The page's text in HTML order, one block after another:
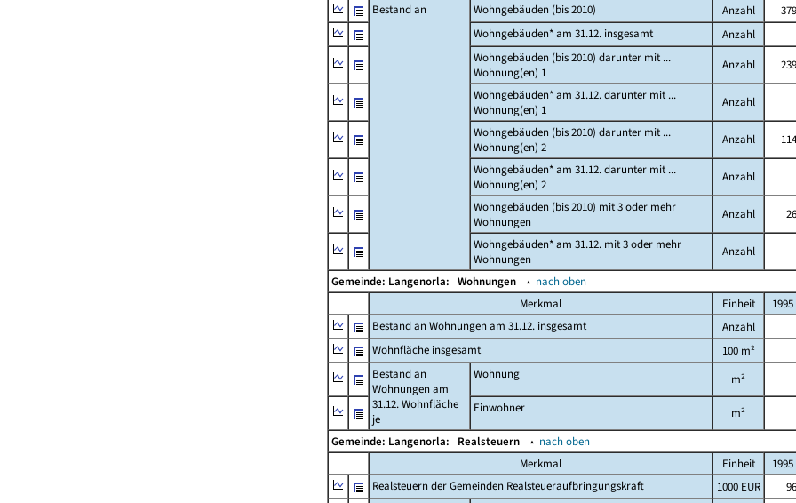
Bestand an
Wohngebäuden (bis 2010) Anzahl 379
Wohngebäuden* am 31.12. insgesamt
Anzahl
Wohngebäuden (bis 2010) darunter mit ...
Wohnung(en) 1
Anzahl 239
Wohngebäuden* am 31.12. darunter mit ...
Wohnung(en) 1
Anzahl
Wohngebäuden (bis 2010) darunter mit ...
Wohnung(en) 2
Anzahl 114
Wohngebäuden* am 31.12. darunter mit ...
Wohnung(en) 2
Anzahl
Wohngebäuden (bis 2010) mit 3 oder mehr
Wohnungen
Anzahl 26
Wohngebäuden* am 31.12. mit 3 oder mehr
Wohnungen
Anzahl
Gemeinde: Langenorla: Wohnungen ▴ nach oben
Merkmal
Einheit 1995
Bestand an Wohnungen am 31.12. insgesamt
Anzahl
Wohnfläche insgesamt
100 m²
Bestand an
Wohnungen am
31.12. Wohnfläche
je
Wohnung
m²
Einwohner
m²
Gemeinde: Langenorla: Realsteuern ▴ nach oben
Merkmal
Einheit 1995
Realsteuern der Gemeinden Realsteueraufbringungskraft
1000 EUR 96